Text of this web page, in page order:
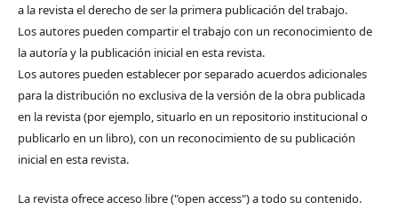
a la revista el derecho de ser la primera publicación del trabajo.
Los autores pueden compartir el trabajo con un reconocimiento de
la autoría y la publicación inicial en esta revista.
Los autores pueden establecer por separado acuerdos adicionales
para la distribución no exclusiva de la versión de la obra publicada
en la revista (por ejemplo, situarlo en un repositorio institucional o
publicarlo en un libro), con un reconocimiento de su publicación
inicial en esta revista.
La revista ofrece acceso libre ("open access") a todo su contenido.